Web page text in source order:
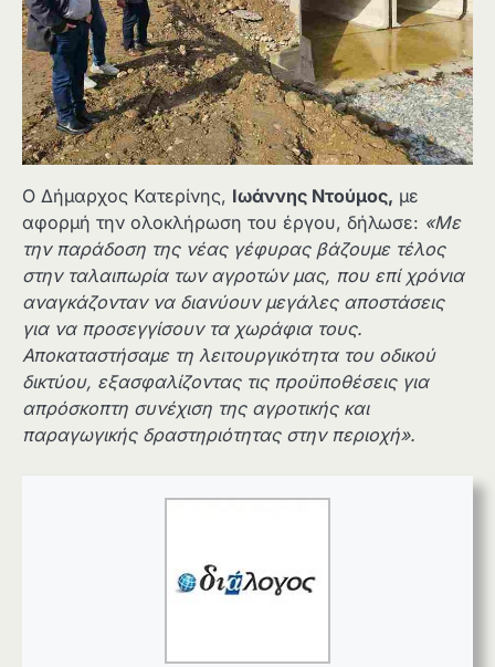
Ο Δήμαρχος Κατερίνης, Ιωάννης Ντούμος, με
αφορμή την ολοκλήρωση του έργου, δήλωσε: «Με
την παράδοση της νέας γέφυρας βάζουμε τέλος
στην ταλαιπωρία των αγροτών μας, που επί χρόνια
αναγκάζονταν να διανύουν μεγάλες αποστάσεις
για να προσεγγίσουν τα χωράφια τους.
Αποκαταστήσαμε τη λειτουργικότητα του οδικού
δικτύου, εξασφαλίζοντας τις προϋποθέσεις για
απρόσκοπτη συνέχιση της αγροτικής και
παραγωγικής δραστηριότητας στην περιοχή».